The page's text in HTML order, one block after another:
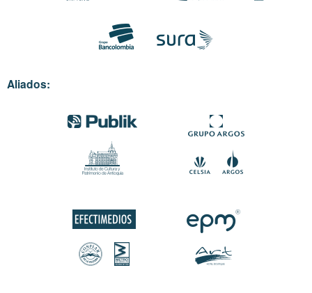
Aliados: